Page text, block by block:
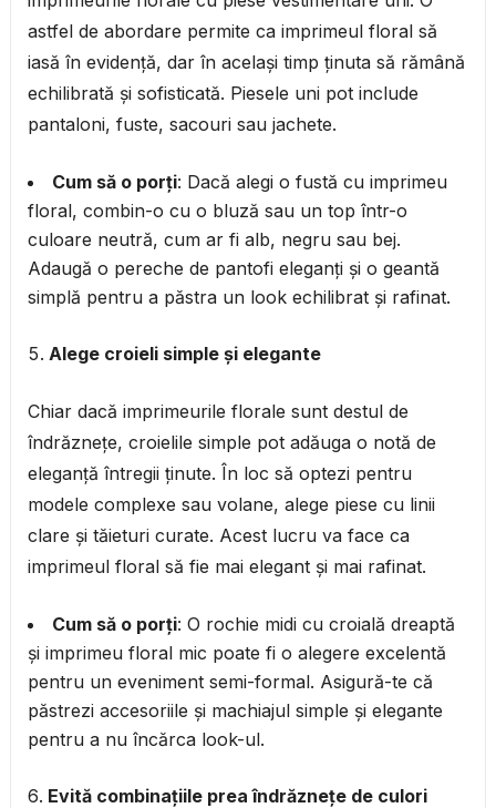
astfel de abordare permite ca imprimeul floral să
iasă în evidență, dar în același timp ținuta să rămână
echilibrată și sofisticată. Piesele uni pot include
pantaloni, fuste, sacouri sau jachete.
Cum să o porți: Dacă alegi o fustă cu imprimeu
floral, combin-o cu o bluză sau un top într-o
culoare neutră, cum ar fi alb, negru sau bej.
Adaugă o pereche de pantofi eleganți și o geantă
simplă pentru a păstra un look echilibrat și rafinat.
Alege croieli simple și elegante
Chiar dacă imprimeurile florale sunt destul de
îndrăznețe, croielile simple pot adăuga o notă de
eleganță întregii ținute. În loc să optezi pentru
modele complexe sau volane, alege piese cu linii
clare și tăieturi curate. Acest lucru va face ca
imprimeul floral să fie mai elegant și mai rafinat.
Cum să o porți: O rochie midi cu croială dreaptă
și imprimeu floral mic poate fi o alegere excelentă
pentru un eveniment semi-formal. Asigură-te că
păstrezi accesoriile și machiajul simple și elegante
pentru a nu încărca look-ul.
Evită combinațiile prea îndrăznețe de culori